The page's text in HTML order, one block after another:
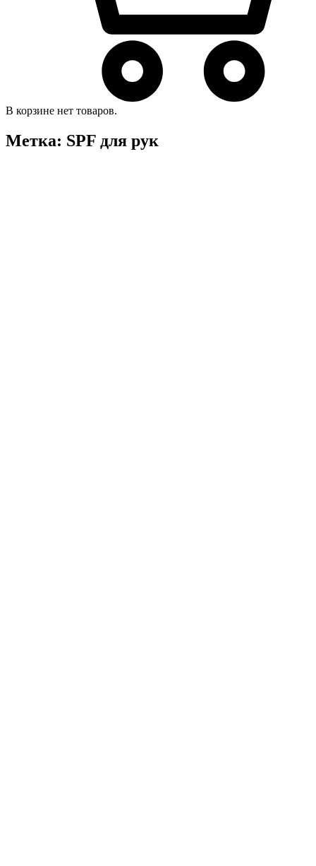
В корзине нет товаров.
Метка: SPF для рук